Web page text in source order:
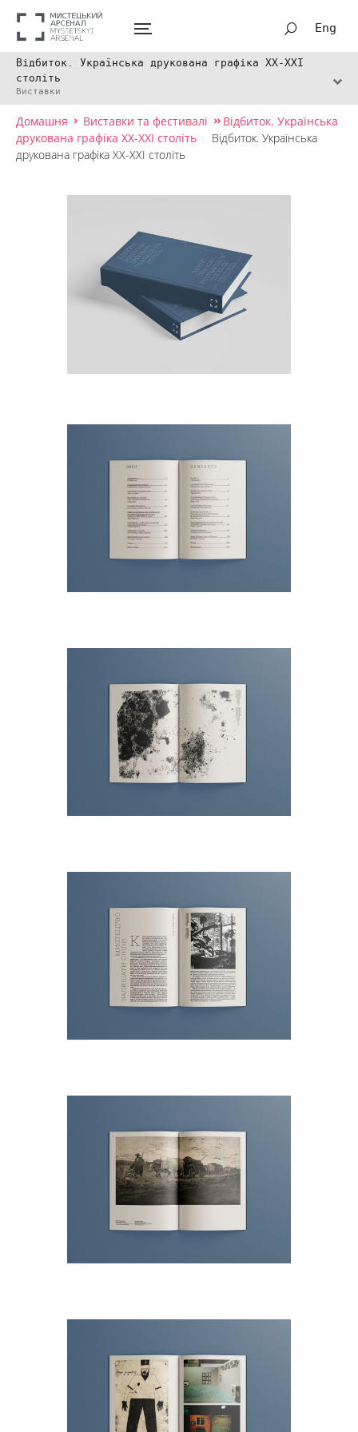
Eng
Відбиток. Українська друкована графіка ХХ-ХХІ
століть
Виставки
Домашня Виставки та фестивалі
Відбиток. Українська
друкована графіка ХХ-ХХІ століть
Відбиток. Українська
друкована графіка ХХ-ХХІ століть